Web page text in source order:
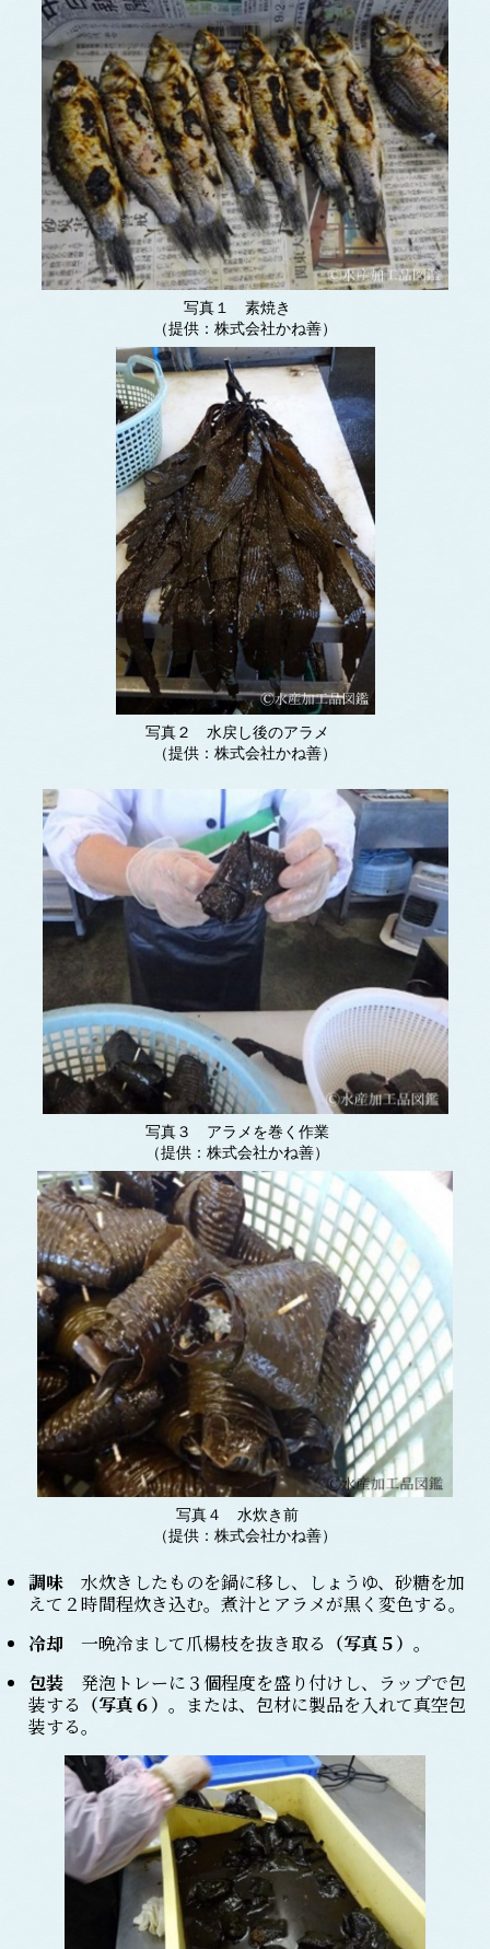
写真１ 素焼き
（提供：株式会社かね善）
写真２ 水戻し後のアラメ
（提供：株式会社かね善）
写真３ アラメを巻く作業
（提供：株式会社かね善）
写真４ 水炊き前
（提供：株式会社かね善）
調味 水炊きしたものを鍋に移し、しょうゆ、砂糖を加
えて２時間程炊き込む。煮汁とアラメが黒く変色する。
冷却 一晩冷まして爪楊枝を抜き取る （写真５） 。
包装 発泡トレーに３個程度を盛り付けし、ラップで包
装する （写真６） 。または、包材に製品を入れて真空包
装する。